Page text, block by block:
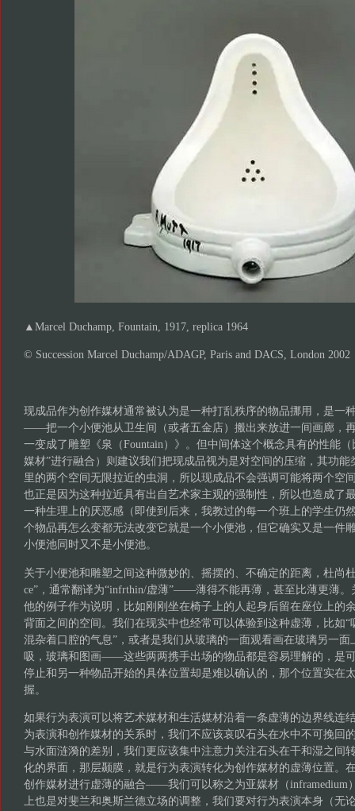
▲Marcel Duchamp, Fountain, 1917, replica 1964
© Succession Marcel Duchamp/ADAGP, Paris and DACS, London 2002
现成品作为创作媒材通常被认为是一种打乱秩序的物品挪用，是一
——把一个小便池从卫生间（或者五金店）搬出来放进一间画廊，
一变成了雕塑《泉（Fountain）》。但中间体这个概念具有的性能（
媒材”进行融合）则建议我们把现成品视为是对空间的压缩，其功
里的两个空间无限拉近的虫洞，所以现成品不会强调可能将两个空
也正是因为这种拉近具有出自艺术家主观的强制性，所以也造成了
一种生理上的厌恶感（即使到后来，我教过的每一个班上的学生仍
个物品再怎么变都无法改变它就是一个小便池，但它确实又是一件
小便池同时又不是小便池。
关于小便池和雕塑之间这种微妙的、摇摆的、不确定的距离，杜尚
ce”，通常翻译为“infrthin/虚薄”——薄得不能再薄，甚至比薄更薄。
他的例子作为说明，比如刚刚坐在椅子上的人起身后留在座位上的
背面之间的空间。我们在现实中也经常可以体验到这种虚薄，比如
混杂着口腔的气息”，或者是我们从玻璃的一面观看画在玻璃另一面
吸，玻璃和图画——这些两两携手出场的物品都是容易理解的，是
停止和另一种物品开始的具体位置却是难以确认的，那个位置实在
握。
如果行为表演可以将艺术媒材和生活媒材沿着一条虚薄的边界线连
为表演和创作媒材的关系时，我们不应该哀叹石头在水中不可挽回
与水面涟漪的差别，我们更应该集中注意力关注石头在干和湿之间
化的界面，那层颞膜，就是行为表演转化为创作媒材的虚薄位置。
创作媒材进行虚薄的融合——我们可以称之为亚媒材（inframedium
上也是对斐兰和奥斯兰德立场的调整，我们要对行为表演本身（无